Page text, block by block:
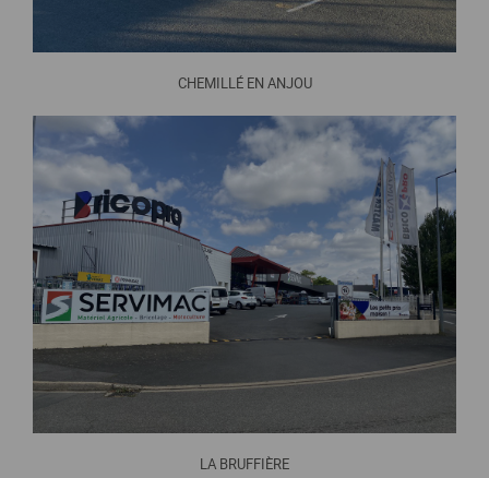
CHEMILLÉ EN ANJOU
LA BRUFFIÈRE